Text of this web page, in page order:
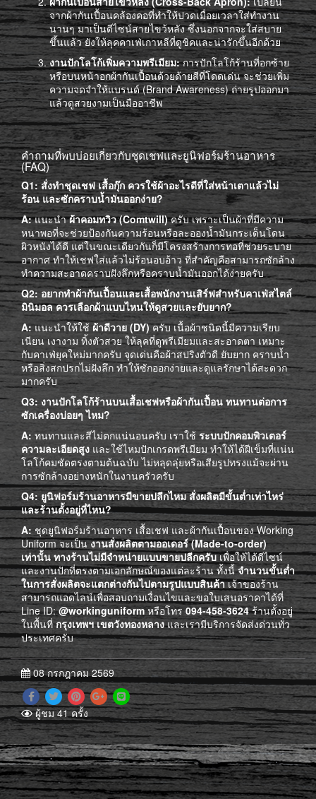
จากผ้ากันเปื้อนคล้องคอที่ทำให้ปวดเมื่อยเวลาใส่ทำงาน
นานๆ มาเป็นดีไซน์สายไขว้หลัง ซึ่งนอกจากจะใส่สบาย
ขึ้นแล้ว ยังให้ลุคคาเฟ่เกาหลีที่ดูชิคและน่ารักขึ้นอีกด้วย
งานปักโลโก้เพิ่มความพรีเมียม:การปักโลโก้ร้านที่อกซ้าย
หรือบนหน้าอกผ้ากันเปื้อนด้วยด้ายสีที่โดดเด่น จะช่วยเพิ่ม
ความจดจำให้แบรนด์ (Brand Awareness) ถ่ายรูปออกมา
แล้วดูสวยงามเป็นมืออาชีพ
คำถามที่พบบ่อยเกี่ยวกับชุดเชฟและยูนิฟอร์มร้านอาหาร
(FAQ)
Q1: สั่งทำชุดเชฟ เสื้อกุ๊ก ควรใช้ผ้าอะไรดีที่ใส่หน้าเตาแล้วไม่
ร้อน และซักคราบน้ำมันออกง่าย?
A:แนะนำผ้าคอมทวิว (Comtwill)ครับ เพราะเป็นผ้าที่มีความ
หนาพอที่จะช่วยป้องกันความร้อนหรือละอองน้ำมันกระเด็นโดน
ผิวหนังได้ดี แต่ในขณะเดียวกันก็มีโครงสร้างการทอที่ช่วยระบาย
อากาศ ทำให้เชฟใส่แล้วไม่ร้อนอบอ้าว ที่สำคัญคือสามารถซักล้าง
ทำความสะอาดคราบฝังลึกหรือคราบน้ำมันออกได้ง่ายครับ
Q2: อยากทำผ้ากันเปื้อนและเสื้อพนักงานเสิร์ฟสำหรับคาเฟ่สไตล์
มินิมอล ควรเลือกผ้าแบบไหนให้ดูสวยและยับยาก?
A:แนะนำให้ใช้ ผ้าดีวาย (DY)ครับ เนื้อผ้าชนิดนี้มีความเรียบ
เนียน เงางาม ทิ้งตัวสวย ให้ลุคที่ดูพรีเมียมและสะอาดตา เหมาะ
กับคาเฟ่ยุคใหม่มากครับ จุดเด่นคือผ้าสปริงตัวดี ยับยาก คราบน้ำ
หรือสิ่งสกปรกไม่ฝังลึก ทำให้ซักออกง่ายและดูแลรักษาได้สะดวก
มากครับ
Q3: งานปักโลโก้ร้านบนเสื้อเชฟหรือผ้ากันเปื้อน ทนทานต่อการ
ซักเครื่องบ่อยๆ ไหม?
A: ทนทานและสีไม่ตกแน่นอนครับ เราใช้ระบบปักคอมพิวเตอร์
ความละเอียดสูง และใช้ไหมปักเกรดพรีเมียม ทำให้ได้ฝีเข็มที่แน่น
โลโก้คมชัดตรงตามต้นฉบับ ไม่หลุดลุ่ยหรือเสียรูปทรงแม้จะผ่าน
การซักล้างอย่างหนักในงานครัวครับ
Q4: ยูนิฟอร์มร้านอาหารมีขายปลีกไหม สั่งผลิตมีขั้นต่ำเท่าไหร่
และร้านตั้งอยู่ที่ไหน?
A:ชุดยูนิฟอร์มร้านอาหาร เสื้อเชฟ และผ้ากันเปื้อนของ Working
Uniform จะเป็นงานสั่งผลิตตามออเดอร์ (Made-to-order)
เท่านั้น ทางร้านไม่มีจำหน่ายแบบขายปลีกครับเพื่อให้ได้ดีไซน์
และงานปักที่ตรงตามเอกลักษณ์ของแต่ละร้าน ทั้งนี้จำนวนขั้นต่ำ
ในการสั่งผลิตจะแตกต่างกันไปตามรูปแบบสินค้าเจ้าของร้าน
สามารถแอดไลน์เพื่อสอบถามเงื่อนไขและขอใบเสนอราคาได้ที่
Line ID:@workinguniformหรือโทร 094-458-3624ร้านตั้งอยู่
ในพื้นที่กรุงเทพฯ เขตวังทองหลางและเรามีบริการจัดส่งด่วนทั่ว
ประเทศครับ
08 กรกฎาคม 2569
ผู้ชม 41 ครั้ง